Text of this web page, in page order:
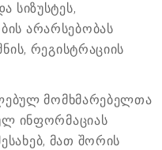
სიზუსტეს,
არარსებობას
რეგისტრაციის
მომხმარებელთა
ინფორმაციას
მათ შორის